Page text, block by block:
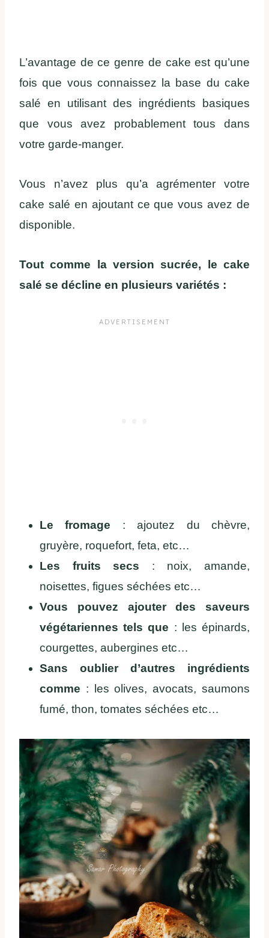
L’avantage de ce genre de cake est qu’une
fois que vous connaissez la base du cake
salé en utilisant des ingrédients basiques
que vous avez probablement tous dans
votre garde-manger.
Vous n’avez plus qu’a agrémenter votre
cake salé en ajoutant ce que vous avez de
disponible.
Tout comme la version sucrée, le cake
salé se décline en plusieurs variétés :
Le fromage : ajoutez du chèvre,
gruyère, roquefort, feta, etc…
Les fruits secs : noix, amande,
noisettes, figues séchées etc…
Vous pouvez ajouter des saveurs
végétariennes tels que : les épinards,
courgettes, aubergines etc…
Sans oublier d’autres ingrédients
comme : les olives, avocats, saumons
fumé, thon, tomates séchées etc…